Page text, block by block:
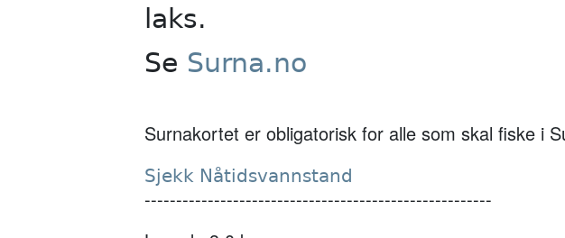
laks.
Se Surna.no
Surnakortet er obligatorisk for alle som skal fiske i
Sjekk Nåtidsvannstand
-------------------------------------------------------